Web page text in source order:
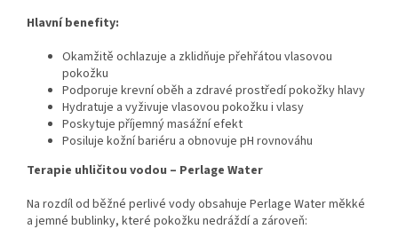
Hlavní benefity:
Okamžitě ochlazuje a zklidňuje přehřátou vlasovou
pokožku
Podporuje krevní oběh a zdravé prostředí pokožky hlavy
Hydratuje a vyživuje vlasovou pokožku i vlasy
Poskytuje příjemný masážní efekt
Posiluje kožní bariéru a obnovuje pH rovnováhu
Terapie uhličitou vodou – Perlage Water
Na rozdíl od běžné perlivé vody obsahuje Perlage Water měkké
a jemné bublinky, které pokožku nedráždí a zároveň: